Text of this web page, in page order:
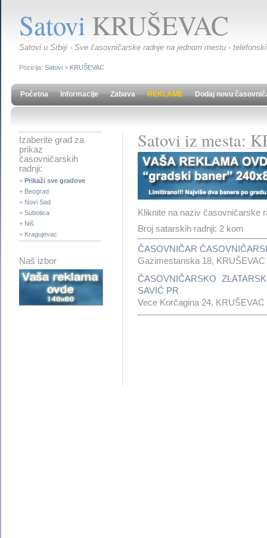
Satovi KRUŠEVAC
Satovi u Srbiji - Sve časovničarske radnje na jednom mestu -
Pozicija: Satovi > KRUŠEVAC
Početna Informacije Zabava REKLAME Dodaj novu
Izaberite grad za
prikaz
časovničarskih
radnji:
+ Prikaži sve gradove
+ Beograd
+ Novi Sad
+ Subotica
+ Niš
+ Kragujevac
Naš izbor
Satovi iz mesta:
Kliknite na naziv časovničarske
Broj satarskih radnji: 2 kom
ČASOVNIČAR
Gazimestanska 18, KRUŠEVAC
ČASOVNIČARSKO
SAVIĆ PR
Vece Korčagina 24, KRUŠEVAC